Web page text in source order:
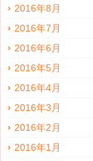
2016年8月
2016年7月
2016年6月
2016年5月
2016年4月
2016年3月
2016年2月
2016年1月